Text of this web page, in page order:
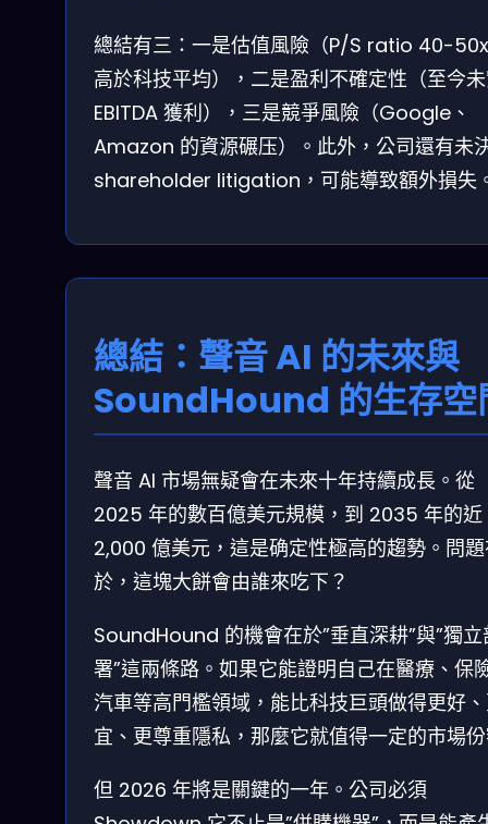
總結有三：一是估值風險（P/S ratio 40-
高於科技平均），二是盈利不確定性（至今
EBITDA 獲利），三是競爭風險（Google、
Amazon 的資源碾压）。此外，公司還有未
shareholder litigation，可能導致額外損失
總結：聲音 AI 的未來與
SoundHound 的生存空
聲音 AI 市場無疑會在未來十年持續成長。從
2025 年的數百億美元規模，到 2035 年的近
2,000 億美元，這是确定性極高的趨勢。問
於，這塊大餅會由誰來吃下？
SoundHound 的機會在於”垂直深耕”與”獨立
署”這兩條路。如果它能證明自己在醫療、保
汽車等高門檻領域，能比科技巨頭做得更好
宜、更尊重隱私，那麼它就值得一定的市場
但 2026 年將是關鍵的一年。公司必須